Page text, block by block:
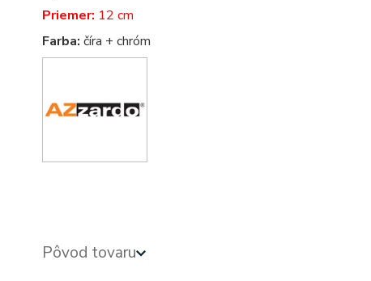
Priemer: 12 cm
Farba: číra + chróm
Pôvod tovaru